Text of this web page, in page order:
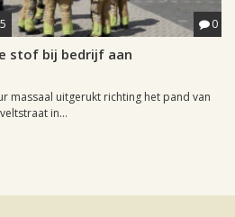
0
stof bij bedrijf aan
massaal uitgerukt richting het pand van
in...